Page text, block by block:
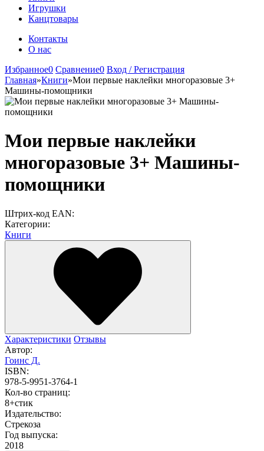
Игрушки
Канцтовары
Контакты
О нас
Избранное0 Сравнение0 Вход / Регистрация
Главная»Книги»Мои первые наклейки многоразовые 3+
Машины-помощники
Мои первые наклейки
многоразовые 3+ Машины-
помощники
Штрих-код EAN:
Категории:
Книги
Характеристики Отзывы
Автор:
Гоинс Д.
ISBN:
978-5-9951-3764-1
Кол-во страниц:
8+стик
Издательство:
Стрекоза
Год выпуска:
2018